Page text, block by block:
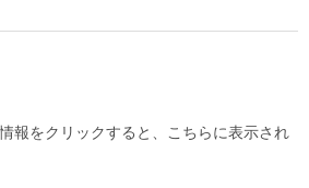
報をクリックすると、こちらに表示され